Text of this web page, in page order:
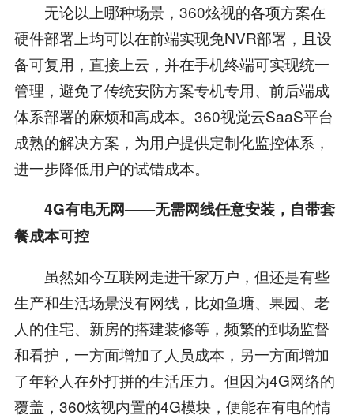
无论以上哪种场景，360炫视的各项方案在
硬件部署上均可以在前端实现免NVR部署，且设
备可复用，直接上云，并在手机终端可实现统一
管理，避免了传统安防方案专机专用、前后端成
体系部署的麻烦和高成本。360视觉云SaaS平台
成熟的解决方案，为用户提供定制化监控体系，
进一步降低用户的试错成本。
4G有电无网——无需网线任意安装，自带套
餐成本可控
虽然如今互联网走进千家万户，但还是有些
生产和生活场景没有网线，比如鱼塘、果园、老
人的住宅、新房的搭建装修等，频繁的到场监督
和看护，一方面增加了人员成本，另一方面增加
了年轻人在外打拼的生活压力。但因为4G网络的
覆盖，360炫视内置的4G模块，便能在有电的情